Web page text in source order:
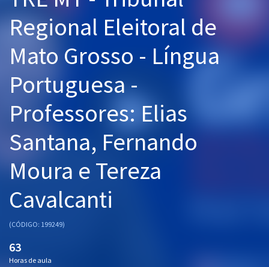
Graduação
Mentorias
Questões grátis
Conteúdo gratuito
Blog
Aprovados
Atendimento
Regional Eleitoral de
Mato Grosso - Língua
Portuguesa -
Professores: Elias
Santana, Fernando
Moura e Tereza
Cavalcanti
(CÓDIGO: 199249)
63
Horas de aula